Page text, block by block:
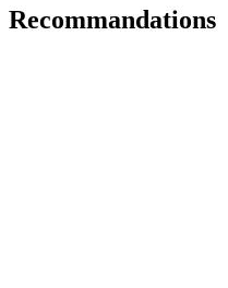
Recommandations